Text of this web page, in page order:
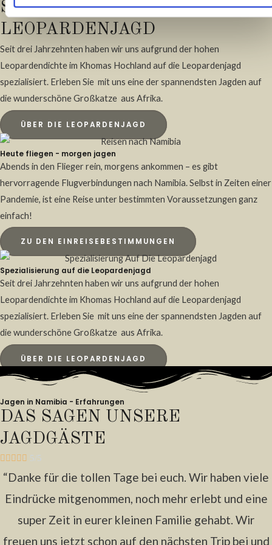
SPEZIALISIERUNG:
LEOPARDENJAGD
Seit drei Jahrzehnten haben wir uns aufgrund der hohen
Leopardendichte im Khomas Hochland auf die Leopardenjagd
spezialisiert. Erleben Sie mit uns eine der spannendsten Jagden auf
die wunderschöne Großkatze aus Afrika.
ÜBER DIE LEOPARDENJAGD
Heute fliegen - morgen jagen
Abends in den Flieger rein, morgens ankommen – es gibt
hervorragende Flugverbindungen nach Namibia. Selbst in Zeiten einer
Pandemie, ist eine Reise unter bestimmten Voraussetzungen ganz
einfach!
ZU DEN EINREISEBESTIMMUNGEN
Spezialisierung auf die Leopardenjagd
Seit drei Jahrzehnten haben wir uns aufgrund der hohen
Leopardendichte im Khomas Hochland auf die Leopardenjagd
spezialisiert. Erleben Sie mit uns eine der spannendsten Jagden auf
die wunderschöne Großkatze aus Afrika.
ÜBER DIE LEOPARDENJAGD
Jagen in Namibia - Erfahrungen
DAS SAGEN UNSERE
JAGDGÄSTE
 5/5
“Danke für die tollen Tage bei euch. Wir haben viele
Eindrücke mitgenommen, noch mehr erlebt und eine
super Zeit in eurer kleinen Familie gehabt. Wir
freuen uns jetzt schon auf den nächsten Trip bei und